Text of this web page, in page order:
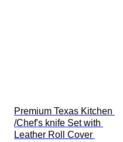
Premium Texas Kitchen
/Chef's knife Set with
Leather Roll Cover